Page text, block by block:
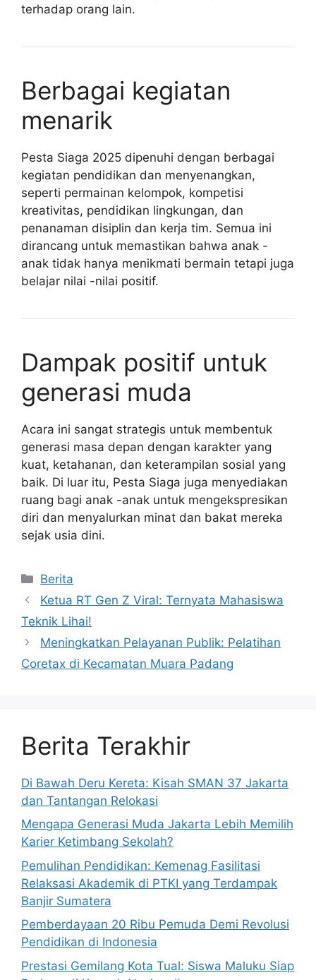
terhadap orang lain.
Berbagai kegiatan
menarik
Pesta Siaga 2025 dipenuhi dengan berbagai
kegiatan pendidikan dan menyenangkan,
seperti permainan kelompok, kompetisi
kreativitas, pendidikan lingkungan, dan
penanaman disiplin dan kerja tim. Semua ini
dirancang untuk memastikan bahwa anak -
anak tidak hanya menikmati bermain tetapi juga
belajar nilai -nilai positif.
Dampak positif untuk
generasi muda
Acara ini sangat strategis untuk membentuk
generasi masa depan dengan karakter yang
kuat, ketahanan, dan keterampilan sosial yang
baik. Di luar itu, Pesta Siaga juga menyediakan
ruang bagi anak -anak untuk mengekspresikan
diri dan menyalurkan minat dan bakat mereka
sejak usia dini.
Kategori
Berita
Ketua RT Gen Z Viral: Ternyata Mahasiswa
Teknik Lihai!
Meningkatkan Pelayanan Publik: Pelatihan
Coretax di Kecamatan Muara Padang
Berita Terakhir
Di Bawah Deru Kereta: Kisah SMAN 37 Jakarta
dan Tantangan Relokasi
Mengapa Generasi Muda Jakarta Lebih Memilih
Karier Ketimbang Sekolah?
Pemulihan Pendidikan: Kemenag Fasilitasi
Relaksasi Akademik di PTKI yang Terdampak
Banjir Sumatera
Pemberdayaan 20 Ribu Pemuda Demi Revolusi
Pendidikan di Indonesia
Prestasi Gemilang Kota Tual: Siswa Maluku Siap